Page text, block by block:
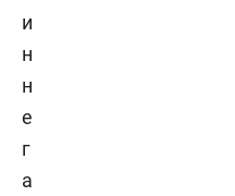
и
н
н
е
г
а